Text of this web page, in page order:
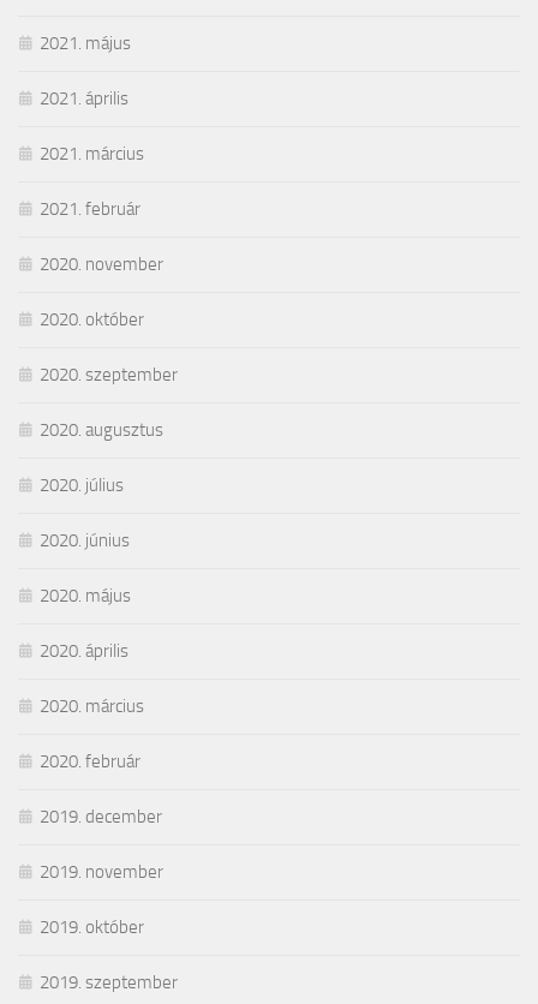
2021. május
2021. április
2021. március
2021. február
2020. november
2020. október
2020. szeptember
2020. augusztus
2020. július
2020. június
2020. május
2020. április
2020. március
2020. február
2019. december
2019. november
2019. október
2019. szeptember